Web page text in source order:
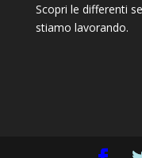
Scopri le differenti
stiamo lavorando.